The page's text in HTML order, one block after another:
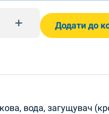
180ml Olis quantity
Додати до
вода, загущувач